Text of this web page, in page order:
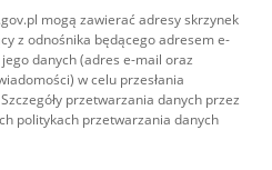
mogą zawierać adresy skrzynek
z odnośnika będącego adresem e-
danych (adres e-mail oraz
w celu przesłania
przetwarzania danych przez
politykach przetwarzania danych